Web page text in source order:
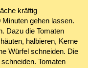
kräftig
gehen lassen.
Dazu die Tomaten
halbieren, Kerne
Würfel schneiden. Die
Tomaten